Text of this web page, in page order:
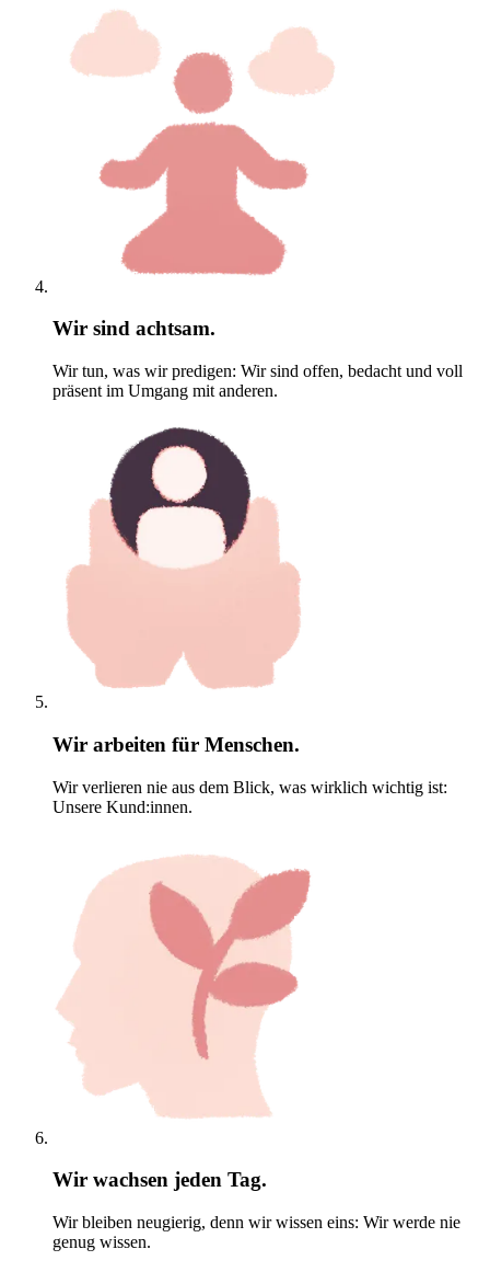
Wir sind achtsam.
Wir tun, was wir predigen: Wir sind offen, bedacht und voll
präsent im Umgang mit anderen.
Wir arbeiten für Menschen.
Wir verlieren nie aus dem Blick, was wirklich wichtig ist:
Unsere Kund:innen.
Wir wachsen jeden Tag.
Wir bleiben neugierig, denn wir wissen eins: Wir werde nie
genug wissen.